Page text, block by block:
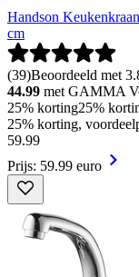
Handson
cm
(39)Beoordeeld met
44.99 met GAMMA
25% korting25%
25% korting,
59.99
Prijs: 59.99 euro